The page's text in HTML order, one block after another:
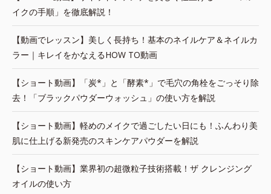
イクの手順」を徹底解説！
【動画でレッスン】美しく長持ち！基本のネイルケア＆ネイルカ
ラー｜キレイをかなえるHOW TO動画
【ショート動画】「炭*」と「酵素*」で毛穴の角栓をごっそり除
去！「ブラックパウダーウォッシュ」の使い方を解説
【ショート動画】軽めのメイクで過ごしたい日にも！ふんわり美
肌に仕上げる新発売のスキンケアパウダーを解説
【ショート動画】業界初の超微粒子技術搭載！ザ クレンジング
オイルの使い方